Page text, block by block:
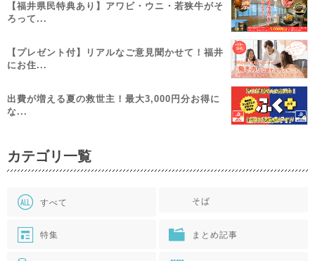
【福井県民特典あり】アワビ・ウニ・若狭牛がそ
ろって...
【プレゼント付】リアルなご意見聞かせて！福井
にお住...
出費が増える夏の救世主！最大3,000円分お得に
な...
カテゴリ一覧
すべて そば
特集 まとめ記事